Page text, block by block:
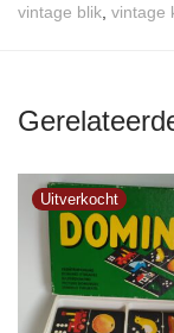
vintage blik vintage